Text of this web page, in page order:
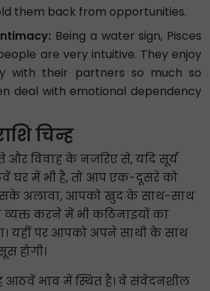
them back from opportunities.
Being a water sign, Pisces
are very intuitive. They enjoy
with their partners so much so
deal with emotional dependency
चिन्ह
और विवाह के नजरिए से, यदि सूर्य
घर में भी है, तो आप एक-दूसरे को
अलावा, आपको खुद के साथ-साथ
करने में भी कठिनाइयों का
यहीं पर आपको अपने साथी के साथ
होगी।
आठवें भाव में स्थित है। वे संवेदनशील